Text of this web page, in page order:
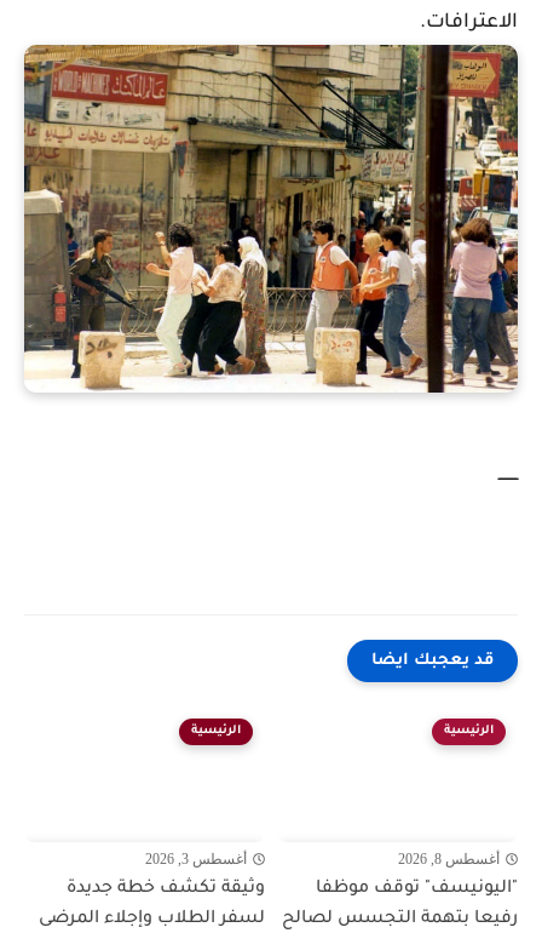
الاعترافات.
ــــــــ
قد يعجبك ايضا
الرئيسية
أغسطس 8, 2026
"اليونيسف" توقف موظفا
رفيعا بتهمة التجسس لصالح
الرئيسية
أغسطس 3, 2026
وثيقة تكشف خطة جديدة
لسفر الطلاب وإجلاء المرضى